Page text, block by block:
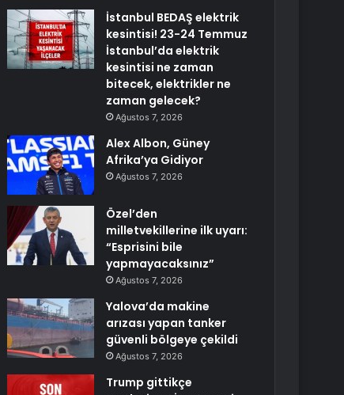
İstanbul BEDAŞ elektrik
kesintisi! 23-24 Temmuz
İstanbul’da elektrik
kesintisi ne zaman
bitecek, elektrikler ne
zaman gelecek?
Ağustos 7, 2026
Alex Albon, Güney
Afrika’ya Gidiyor
Ağustos 7, 2026
Özel’den
milletvekillerine ilk uyarı:
“Esprisini bile
yapmayacaksınız”
Ağustos 7, 2026
Yalova’da makine
arızası yapan tanker
güvenli bölgeye çekildi
Ağustos 7, 2026
Trump gittikçe